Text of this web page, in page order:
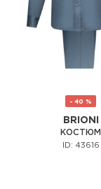
- 40 %
BRIONI
КОСТЮМ
ID: 43616